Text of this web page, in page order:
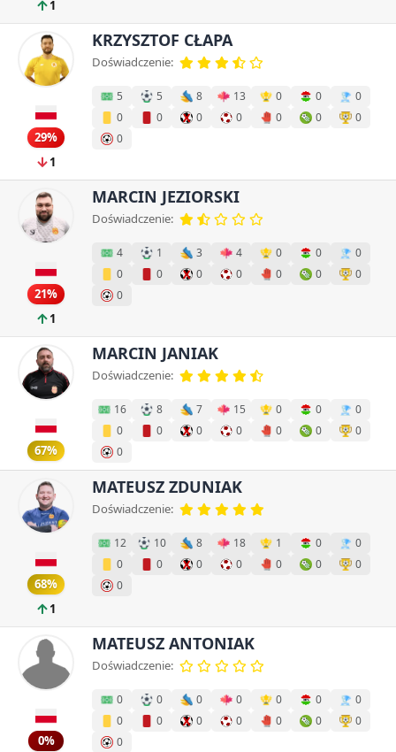
1
29%
1
KRZYSZTOF CŁAPA
Doświadczenie:
5 5 8 13 0 0
0
0
0 0 0 0 0
0
0
21%
1
MARCIN JEZIORSKI
Doświadczenie:
4 1 3 4 0 0
0
0
0 0 0 0 0
0
0
67%
MARCIN JANIAK
Doświadczenie:
16 8 7 15 0 0
0
0
0 0 0 0 0
0
0
68%
1
MATEUSZ ZDUNIAK
Doświadczenie:
12 10 8 18 1 0
0
0
0 0 0 0 0
0
0
0%
MATEUSZ ANTONIAK
Doświadczenie:
0 0 0 0 0 0
0
0
0 0 0 0 0
0
0